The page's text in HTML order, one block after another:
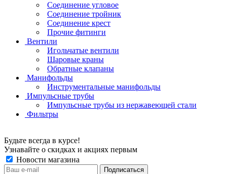
Соединение угловое
Соединение тройник
Соединение крест
Прочие фитинги
Вентили
Игольчатые вентили
Шаровые краны
Обратные клапаны
Манифольды
Инструментальные манифольды
Импульсные трубы
Импульсные трубы из нержавеющей стали
Фильтры
Будьте всегда в курсе!
Узнавайте о скидках и акциях первым
Новости магазина